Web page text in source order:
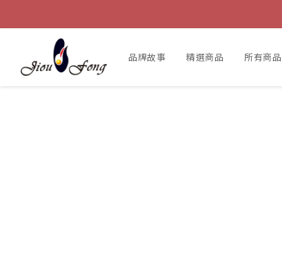
品牌故事 精選商品 所有商品